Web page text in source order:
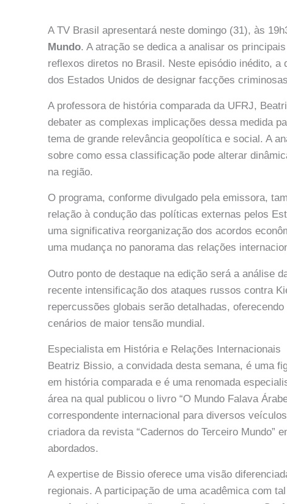
A TV Brasil apresentará neste domingo (31), às
Mundo. A atração se dedica a analisar os
reflexos diretos no Brasil. Neste episódio inédito,
dos Estados Unidos de designar facções
A professora de história comparada da UFRJ,
debater as complexas implicações dessa medida
tema de grande relevância geopolítica e social. A
sobre como essa classificação pode alterar
na região.
O programa, conforme divulgado pela emissora,
relação à condução das políticas externas pelos
uma significativa reorganização dos acordos
uma mudança no panorama das relações
Outro ponto de destaque na edição será a análise
recente intensificação dos ataques russos contra
repercussões globais serão detalhadas,
cenários de maior tensão mundial.
Especialista em História e Relações Internacionais
Beatriz Bissio, a convidada desta semana, é uma
em história comparada e é uma renomada
área na qual publicou o livro “O Mundo Falava
correspondente internacional para diversos
criadora da revista “Cadernos do Terceiro Mundo”
abordados.
A expertise de Bissio oferece uma visão
regionais. A participação de uma acadêmica com